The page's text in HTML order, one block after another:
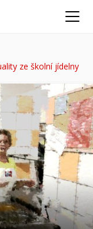
ze školní jídelny